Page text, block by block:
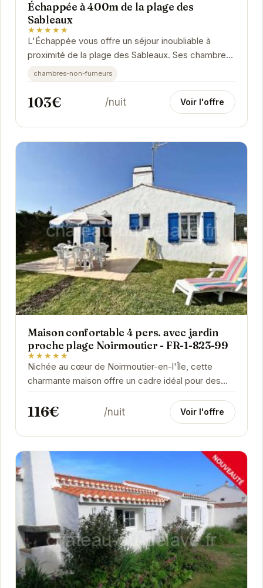
Échappée à 400m de la plage des
Sableaux
★★★★★
L'Échappée vous offre un séjour inoubliable à
proximité de la plage des Sableaux. Ses chambres
confortables et son emplacement privilégié en...
chambres-non-fumeurs
103€ /nuit Voir l'offre
Maison confortable 4 pers. avec jardin
proche plage Noirmoutier - FR-1-823-99
★★★★★
Nichée au cœur de Noirmoutier-en-l'Île, cette
charmante maison offre un cadre idéal pour des
vacances en famille ou entre amis. Son jardin...
116€ /nuit Voir l'offre